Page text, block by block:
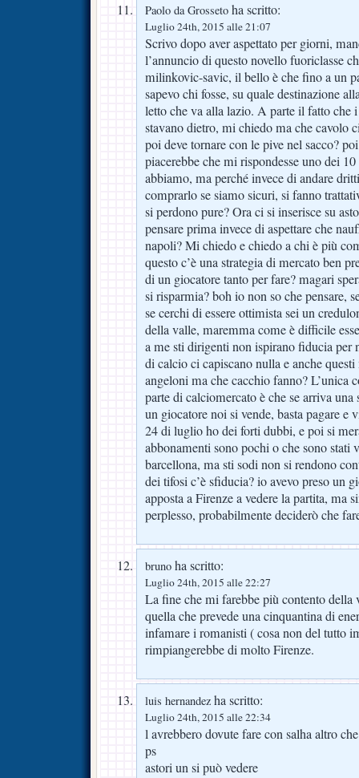
Paolo da Grosseto ha scritto:
Luglio 24th, 2015 alle 21:07
Scrivo dopo aver aspettato per giorni,
l’annuncio di questo novello fuoriclasse
milinkovic-savic, il bello è che fino a un
sapevo chi fosse, su quale destinazione
letto che va alla lazio. A parte il fatto che
stavano dietro, mi chiedo ma che cavolo
poi deve tornare con le pive nel sacco?
piacerebbe che mi rispondesse uno dei
abbiamo, ma perché invece di andare
comprarlo se siamo sicuri, si fanno
si perdono pure? Ora ci si inserisce su
pensare prima invece di aspettare che
napoli? Mi chiedo e chiedo a chi è più
questo c’è una strategia di mercato ben
di un giocatore tanto per fare? magari
si risparmia? boh io non so che pensare,
se cerchi di essere ottimista sei un
della valle, maremma come è difficile
a me sti dirigenti non ispirano fiducia per
di calcio ci capiscano nulla e anche
angeloni ma che cacchio fanno? L’unica
parte di calciomercato è che se arriva
un giocatore noi si vende, basta pagare e
24 di luglio ho dei forti dubbi, e poi si
abbonamenti sono pochi o che sono
barcellona, ma sti sodi non si rendono
dei tifosi c’è sfiducia? io avevo preso un
apposta a Firenze a vedere la partita, ma
perplesso, probabilmente deciderò che
bruno ha scritto:
Luglio 24th, 2015 alle 22:27
La fine che mi farebbe più contento della
quella che prevede una cinquantina di
infamare i romanisti ( cosa non del tutto
rimpiangerebbe di molto Firenze.
luis hernandez ha scritto:
Luglio 24th, 2015 alle 22:34
l avrebbero dovute fare con salha altro
ps
astori un si può vedere